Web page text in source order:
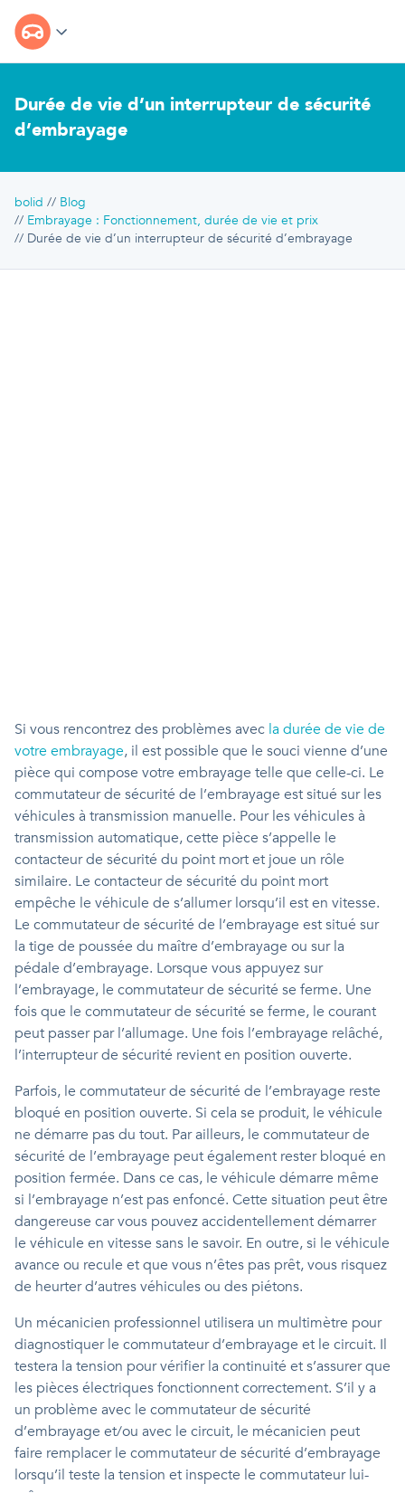
Durée de vie d’un interrupteur de sécurité
d’embrayage
bolid
Blog
Embrayage : Fonctionnement, durée de vie et prix
Durée de vie d’un interrupteur de sécurité d’embrayage
Si vous rencontrez des problèmes avec la durée de vie de
votre embrayage, il est possible que le souci vienne d’une
pièce qui compose votre embrayage telle que celle-ci. Le
commutateur de sécurité de l’embrayage est situé sur les
véhicules à transmission manuelle. Pour les véhicules à
transmission automatique, cette pièce s’appelle le
contacteur de sécurité du point mort et joue un rôle
similaire. Le contacteur de sécurité du point mort
empêche le véhicule de s’allumer lorsqu’il est en vitesse.
Le commutateur de sécurité de l’embrayage est situé sur
la tige de poussée du maître d’embrayage ou sur la
pédale d’embrayage. Lorsque vous appuyez sur
l’embrayage, le commutateur de sécurité se ferme. Une
fois que le commutateur de sécurité se ferme, le courant
peut passer par l’allumage. Une fois l’embrayage relâché,
l’interrupteur de sécurité revient en position ouverte.
Parfois, le commutateur de sécurité de l’embrayage reste
bloqué en position ouverte. Si cela se produit, le véhicule
ne démarre pas du tout. Par ailleurs, le commutateur de
sécurité de l’embrayage peut également rester bloqué en
position fermée. Dans ce cas, le véhicule démarre même
si l’embrayage n’est pas enfoncé. Cette situation peut être
dangereuse car vous pouvez accidentellement démarrer
le véhicule en vitesse sans le savoir. En outre, si le véhicule
avance ou recule et que vous n’êtes pas prêt, vous risquez
de heurter d’autres véhicules ou des piétons.
Un mécanicien professionnel utilisera un multimètre pour
diagnostiquer le commutateur d’embrayage et le circuit. Il
testera la tension pour vérifier la continuité et s’assurer que
les pièces électriques fonctionnent correctement. S’il y a
un problème avec le commutateur de sécurité
d’embrayage et/ou avec le circuit, le mécanicien peut
faire remplacer le commutateur de sécurité d’embrayage
lorsqu’il teste la tension et inspecte le commutateur lui-